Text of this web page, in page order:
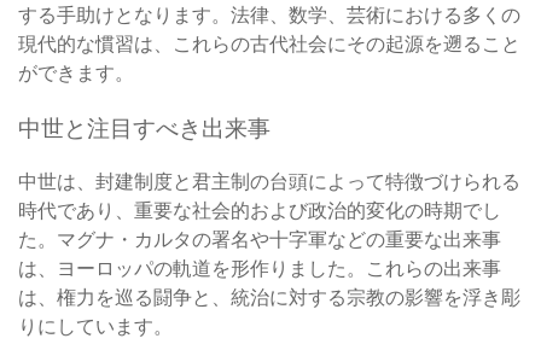
する手助けとなります。法律、数学、芸術における多くの
現代的な慣習は、これらの古代社会にその起源を遡ること
ができます。
中世と注目すべき出来事
中世は、封建制度と君主制の台頭によって特徴づけられる
時代であり、重要な社会的および政治的変化の時期でし
た。マグナ・カルタの署名や十字軍などの重要な出来事
は、ヨーロッパの軌道を形作りました。これらの出来事
は、権力を巡る闘争と、統治に対する宗教の影響を浮き彫
りにしています。